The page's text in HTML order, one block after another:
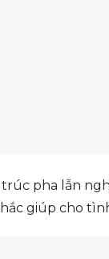
pha lẫn
giúp cho